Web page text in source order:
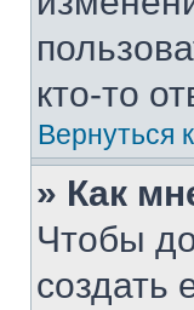
кто-то
Вернуться
» Как
Чтобы
создать